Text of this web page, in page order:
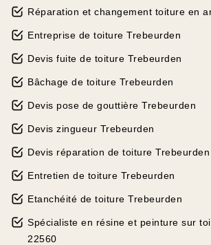
Réparation et changement toiture en
Entreprise de toiture Trebeurden
Devis fuite de toiture Trebeurden
Bâchage de toiture Trebeurden
Devis pose de gouttière Trebeurden
Devis zingueur Trebeurden
Devis réparation de toiture Trebeurden
Entretien de toiture Trebeurden
Etanchéité de toiture Trebeurden
Spécialiste en résine et peinture sur
22560